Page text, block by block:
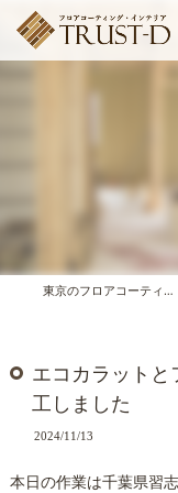
東京のフロアコーティングはTRUST-D
エコカラットと
工しました
2024/11/13
本日の作業は千葉県習